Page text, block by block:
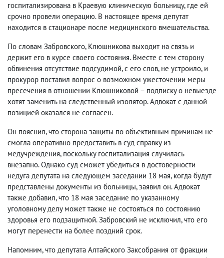
госпитализирована в Краевую клиническую больницу, где ей
срочно провели операцию. В настоящее время депутат
находится в стационаре после медицинского вмешательства.
По словам Забровского, Клюшникова выходит на связь и
держит его в курсе своего состояния. Вместе с тем сторону
обвинения отсутствие подсудимой, с его слов, не устроило, и
прокурор поставил вопрос о возможном ужесточении меры
пресечения в отношении Клюшниковой – подписку о невыезде
хотят заменить на следственный изолятор. Адвокат с данной
позицией оказался не согласен.
Он пояснил, что сторона защиты по объективным причинам не
смогла оперативно предоставить в суд справку из
медучреждения, поскольку госпитализация случилась
внезапно. Однако суд сможет убедиться в достоверности
недуга депутата на следующем заседании 18 мая, когда будут
представлены документы из больницы, заявил он. Адвокат
также добавил, что 18 мая заседание по указанному
уголовному делу может также не состояться по состоянию
здоровья его подзащитной. Забровский не исключил, что его
могут перенести на более поздний срок.
Напомним, что депутата Алтайского Заксобрания от фракции